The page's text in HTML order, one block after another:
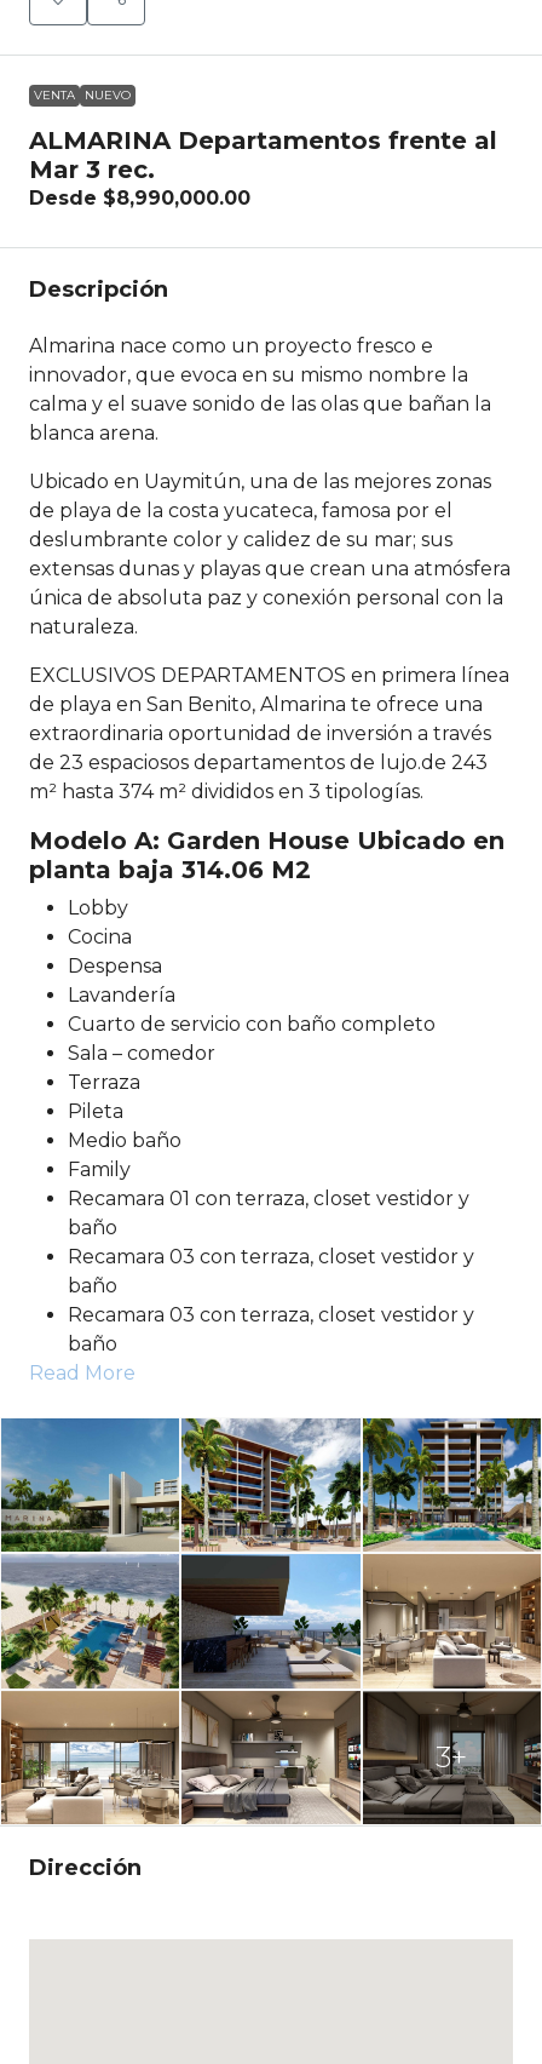
VENTA NUEVO
ALMARINA Departamentos frente al
Mar 3 rec.
Desde $8,990,000.00
Descripción
Almarina nace como un proyecto fresco e
innovador, que evoca en su mismo nombre la
calma y el suave sonido de las olas que bañan la
blanca arena.
Ubicado en Uaymitún, una de las mejores zonas
de playa de la costa yucateca, famosa por el
deslumbrante color y calidez de su mar; sus
extensas dunas y playas que crean una atmósfera
única de absoluta paz y conexión personal con la
naturaleza.
EXCLUSIVOS DEPARTAMENTOS en primera línea
de playa en San Benito, Almarina te ofrece una
extraordinaria oportunidad de inversión a través
de 23 espaciosos departamentos de lujo.de 243
m² hasta 374 m² divididos en 3 tipologías.
Modelo A: Garden House Ubicado en
planta baja 314.06 M2
Lobby
Cocina
Despensa
Lavandería
Cuarto de servicio con baño completo
Sala – comedor
Terraza
Pileta
Medio baño
Family
Recamara 01 con terraza, closet vestidor y
baño
Recamara 03 con terraza, closet vestidor y
baño
Recamara 03 con terraza, closet vestidor y
baño
Read More
3+
Dirección